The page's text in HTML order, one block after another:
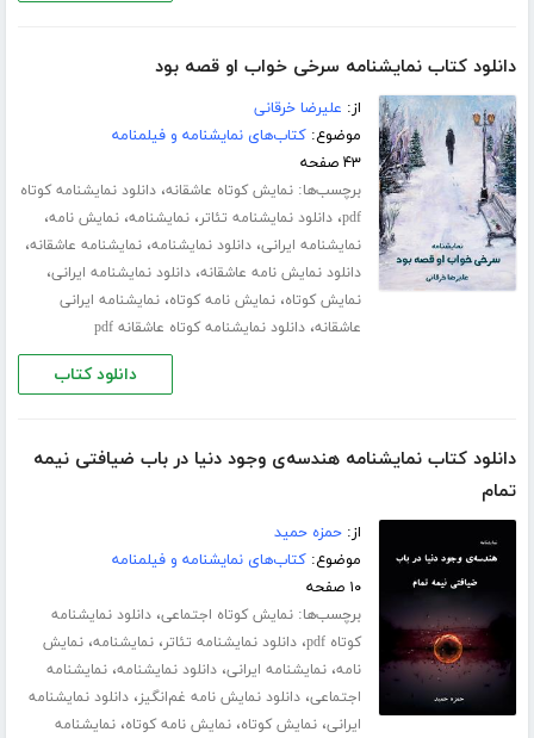
دانلود کتاب نمایشنامه سرخی خواب او قصه بود
از: علیرضا خرقانی
موضوع:کتاب‌های نمایشنامه و فیلمنامه
۴۳ صفحه
برچسب‌ها:نمایش کوتاه عاشقانه،دانلود نمایشنامه کوتاه
pdf،دانلود نمایشنامه تئاتر،نمایشنامه،نمایش نامه،
نمایشنامه ایرانی،دانلود نمایشنامه،نمایشنامه عاشقانه،
دانلود نمایش نامه عاشقانه،دانلود نمایشنامه ایرانی،
نمایش کوتاه،نمایش نامه کوتاه،نمایشنامه ایرانی
عاشقانه،دانلود نمایشنامه کوتاه عاشقانه pdf
دانلود کتاب
دانلود کتاب نمایشنامه هندسه‌ی وجود دنیا در باب ضیافتی نیمه
تمام
از:حمزه حمید
موضوع:کتاب‌های نمایشنامه و فیلمنامه
۱۰ صفحه
برچسب‌ها:نمایش کوتاه اجتماعی،دانلود نمایشنامه
کوتاه pdf
،دانلود نمایشنامه تئاتر،نمایشنامه،نمایش
نامه،نمایشنامه ایرانی،دانلود نمایشنامه،نمایشنامه
اجتماعی،دانلود نمایش نامه غم‌انگیز،دانلود نمایشنامه
ایرانی،نمایش کوتاه،نمایش نامه کوتاه،نمایشنامه